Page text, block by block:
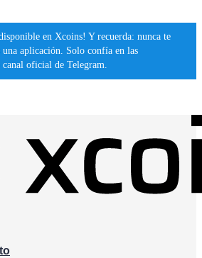
en Xcoins! Y recuerda: nunca te
una aplicación. Solo confía en las
canal oficial de Telegram.